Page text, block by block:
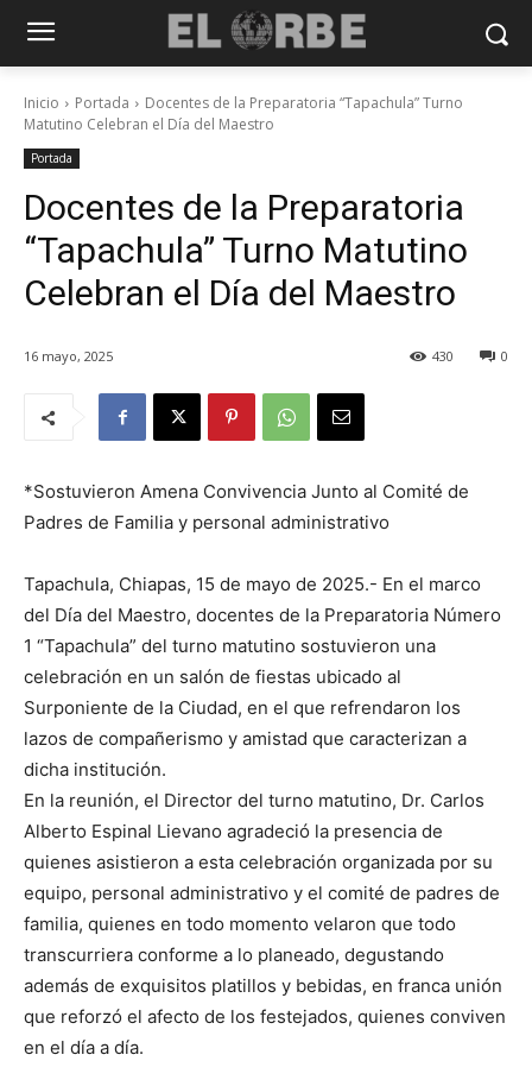
Inicio Portada
Docentes de la Preparatoria “Tapachula” Turno
Matutino Celebran el Día del Maestro
Portada
Docentes de la Preparatoria
“Tapachula” Turno Matutino
Celebran el Día del Maestro
16 mayo, 2025 0
430
*Sostuvieron Amena Convivencia Junto al Comité de
Padres de Familia y personal administrativo
Tapachula, Chiapas, 15 de mayo de 2025.- En el marco
del Día del Maestro, docentes de la Preparatoria Número
1 “Tapachula” del turno matutino sostuvieron una
celebración en un salón de fiestas ubicado al
Surponiente de la Ciudad, en el que refrendaron los
lazos de compañerismo y amistad que caracterizan a
dicha institución.
En la reunión, el Director del turno matutino, Dr. Carlos
Alberto Espinal Lievano agradeció la presencia de
quienes asistieron a esta celebración organizada por su
equipo, personal administrativo y el comité de padres de
familia, quienes en todo momento velaron que todo
transcurriera conforme a lo planeado, degustando
además de exquisitos platillos y bebidas, en franca unión
que reforzó el afecto de los festejados, quienes conviven
en el día a día.